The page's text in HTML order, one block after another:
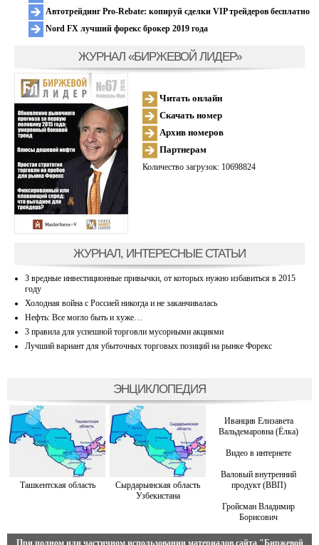
Автотрейдинг Pro-Rebate: копируй сделки VIP трейдеров бесплатно
Nord FX лучший форекс брокер 2019 года
ЖУРНАЛ «БИРЖЕВОЙ ЛИДЕР»
Читать онлайн
Скачать номер
Архив номеров
Партнерам
Количество загрузок: 10698824
ЖУРНАЛ, ИНТЕРЕСНЫЕ СТАТЬИ
3 вредные инвестиционные привычки, от которых нужно избавиться в 2015
году
Холодная война с Россией никогда и не заканчивалась
Нефть: Все могло быть и хуже…
3 правила для успешной торговли мусорными акциями
Лучший вариант для убыточных торговых позиций на рынке Форекс
ЭНЦИКЛОПЕДИЯ
Ташкентская область
Сырдарьинская область
Узбекистана
Иванцив Елизавета
Вальдемаровна (Ёлка)
Видео в интернете
Валовый внутренний
продукт (ВВП)
Гройсман Владимир
Борисович
При полном или частичном использовании материалов сайта "Биржевой